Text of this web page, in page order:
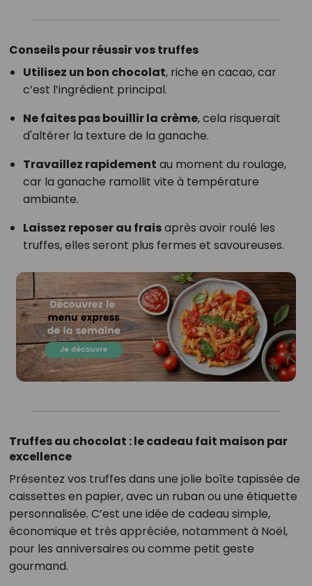
Conseils pour réussir vos truffes
Utilisez un bon chocolat, riche en cacao, car
c’est l’ingrédient principal.
Ne faites pas bouillir la crème, cela risquerait
d'altérer la texture de la ganache.
Travaillez rapidement au moment du roulage,
car la ganache ramollit vite à température
ambiante.
Laissez reposer au fraisaprès avoir roulé les
truffes, elles seront plus fermes et savoureuses.
Truffes au chocolat : le cadeau fait maison par
excellence
Présentez vos truffes dans une jolie boîte tapissée de
caissettes en papier, avec un ruban ou une étiquette
personnalisée. C’est une idée de cadeau simple,
économique et très appréciée, notamment à Noël,
pour les anniversaires ou comme petit geste
gourmand.